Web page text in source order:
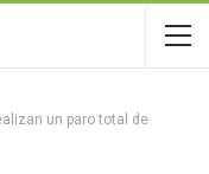
un paro total de